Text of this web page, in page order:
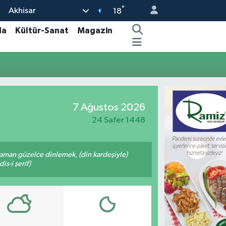
Akhisar 18°
Kültür-Sanat
Magazin
7 Ağustos 2026
24 Safer 1448
güzelce dinlemek, (din kardeşiyle)
i şerif)